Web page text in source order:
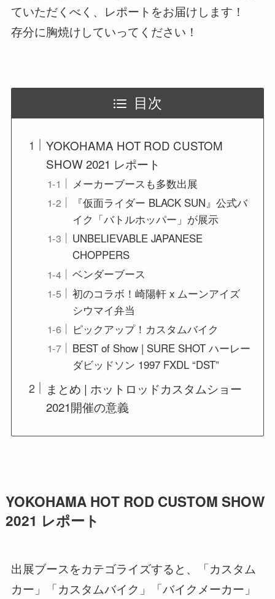
ていただくべく、レポートをお届けします！
存分に胸焼けしていってください！
目次
YOKOHAMA HOT ROD CUSTOM
SHOW 2021 レポート
メーカーブースも多数出展
『仮面ライダー BLACK SUN』公式バ
イク「バトルホッパー」が展示
UNBELIEVABLE JAPANESE
CHOPPERS
ベンダーブース
初のコラボ！崎陽軒 x ムーンアイズ
シウマイ弁当
ピックアップ！カスタムバイク
BEST of Show | SURE SHOT ハーレー
ダビッドソン 1997 FXDL “DST”
まとめ | ホットロッドカスタムショー
2021開催の意義
YOKOHAMA HOT ROD CUSTOM SHOW
2021 レポート
出展ブースをカテゴライズすると、「カスタム
カー」「カスタムバイク」「バイクメーカー」